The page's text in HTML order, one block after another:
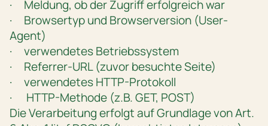
· Meldung, ob der Zugriff erfolgreich war
· Browsertyp und Browserversion (User-
Agent)
· verwendetes Betriebssystem
· Referrer-URL (zuvor besuchte Seite)
· verwendetes HTTP-Protokoll
· HTTP-Methode (z.B. GET, POST)
Die Verarbeitung erfolgt auf Grundlage von Art.